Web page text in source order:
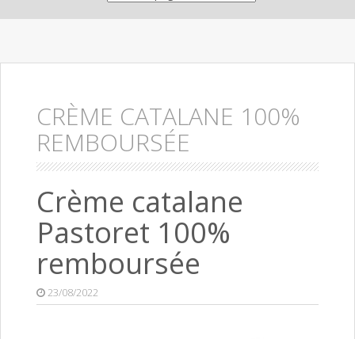
CRÈME CATALANE 100%
REMBOURSÉE
Crème catalane
Pastoret 100%
remboursée
23/08/2022